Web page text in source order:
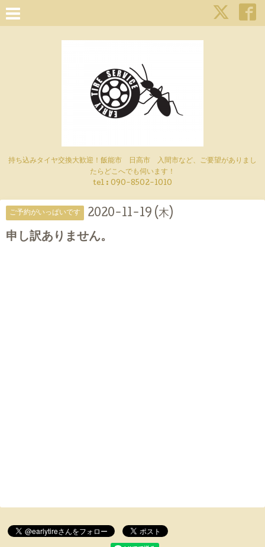
持ち込みタイヤ交換大歓迎！飯能市 日高市 入間市など、ご要望がありまし
たらどこへでも伺います！
tel : 090-8502-1010
ご予約がいっぱいです 2020-11-19 (木)
申し訳ありません。